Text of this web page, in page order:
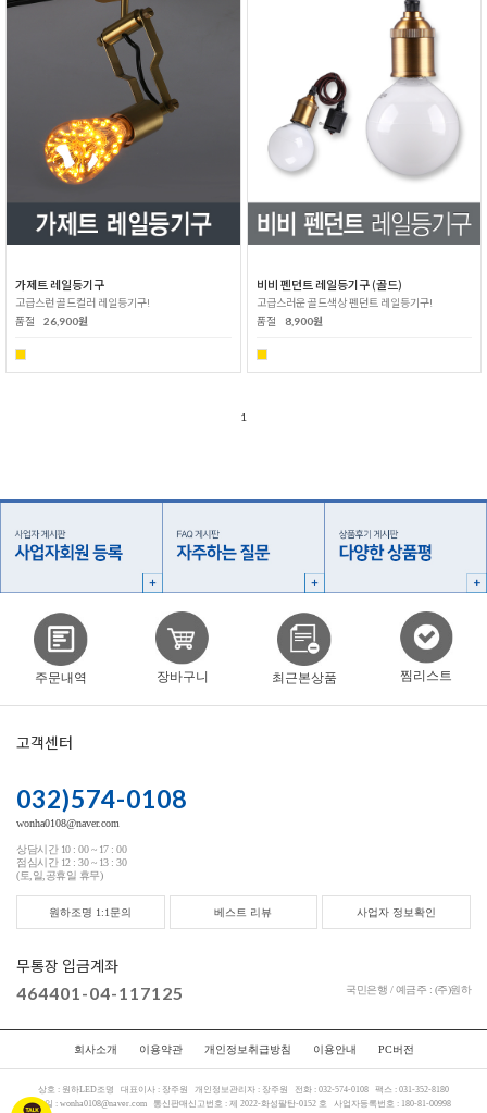
가제트 레일등기구
고급스런 골드컬러 레일등기구!
품절
26,900원
비비 펜던트 레일등기구 (골드)
고급스러운 골드색상 펜던트 레일등기구!
품절
8,900원
1
주문내역 장바구니 최근본상품 찜리스트
고객센터
032)574-0108
wonha0108@naver.com
상담시간 10 : 00 ~ 17 : 00
점심시간 12 : 30 ~ 13 : 30
(토,일,공휴일 휴무)
원하조명 1:1문의 베스트 리뷰 사업자 정보확인
무통장 입금계좌
464401-04-117125 국민은행 / 예금주 : (주)원하
회사소개 이용약관 개인정보취급방침 이용안내 PC버전
상호 : 원하LED조명 대표이사 : 장주원 개인정보관리자 : 장주원 전화 : 032-574-0108 팩스 : 031-352-8180
메일 : wonha0108@naver.com 통신판매신고번호 : 제 2022-화성팔탄-0152 호 사업자등록번호 : 180-81-00998